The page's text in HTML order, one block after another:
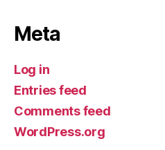
Meta
Log in
Entries feed
Comments feed
WordPress.org